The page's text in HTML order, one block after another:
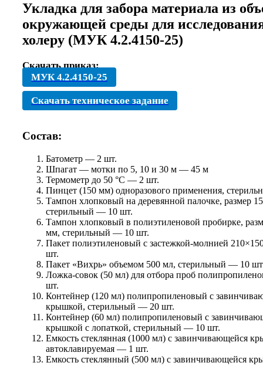
Укладка для забора материала из
окружающей среды для
холеру (МУК 4.2.4150-25)
Скачать приказ:
МУК 4.2.4150-25
Скачать техническое задание
Состав:
Батометр — 2 шт.
Шпагат — мотки по 5, 10 и 30 м — 45 м
Термометр до 50 °C — 2 шт.
Пинцет (150 мм) одноразового применения,
Тампон хлопковый на деревянной палочке, размер
стерильный — 10 шт.
Тампон хлопковый в полиэтиленовой пробирке,
мм, стерильный — 10 шт.
Пакет полиэтиленовый с застежкой-молнией
шт.
Пакет «Вихрь» объемом 500 мл, стерильный — 10
Ложка-совок (50 мл) для отбора проб
шт.
Контейнер (120 мл) полипропиленовый с
крышкой, стерильный — 20 шт.
Контейнер (60 мл) полипропиленовый с
крышкой с лопаткой, стерильный — 10 шт.
Емкость стеклянная (1000 мл) с завинчивающейся
автоклавируемая — 1 шт.
Емкость стеклянный (500 мл) с завинчивающейся